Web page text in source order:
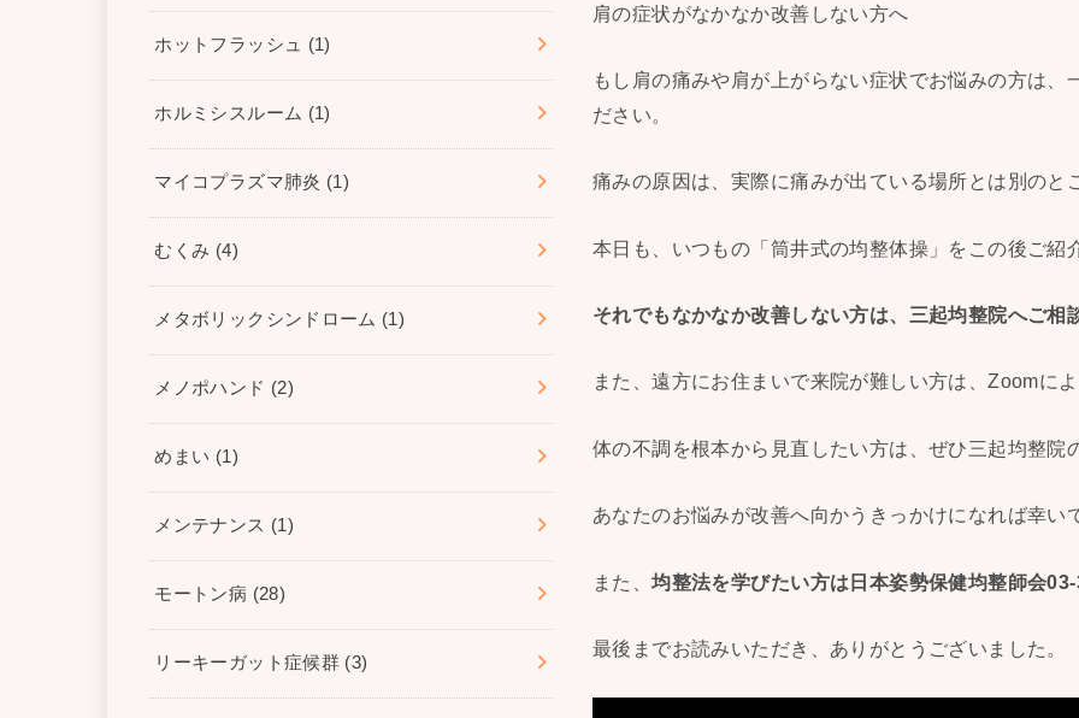
肩の症状がなかなか改善しない方へ
もし肩の痛みや肩が上がらない症状でお悩みの方は、
ださい。
痛みの原因は、実際に痛みが出ている場所とは別のと
本日も、いつもの「筒井式の均整体操」をこの後ご紹
それでもなかなか改善しない方は、三起均整院へご相
また、遠方にお住まいで来院が難しい方は、Zoomに
体の不調を根本から見直したい方は、ぜひ三起均整院
あなたのお悩みが改善へ向かうきっかけになれば幸い
また、均整法を学びたい方は日本姿勢保健均整師会
最後までお読みいただき、ありがとうございました。
ホットフラッシュ (1)
ホルミシスルーム (1)
マイコプラズマ肺炎 (1)
むくみ (4)
メタボリックシンドローム (1)
メノポハンド (2)
めまい (1)
メンテナンス (1)
モートン病 (28)
リーキーガット症候群 (3)